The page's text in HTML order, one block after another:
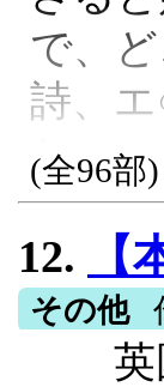
像劇
い こ
なが
は最
ます
AI直接
で、
詩、
ちゃ
く読
R15, 残
(全96部
12. 【本編
その他
英国